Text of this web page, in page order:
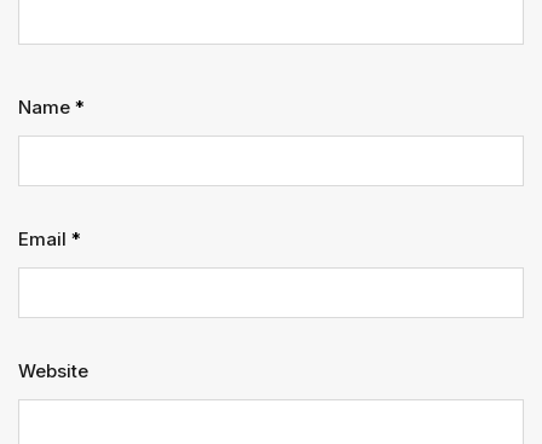
Name *
Email *
Website